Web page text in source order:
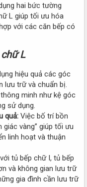
hai bức tường
L giúp tối ưu hóa
với các căn bếp có
L
hiệu quả các góc
lưu trữ và chuẩn bị.
minh như kệ góc
sử dụng.
quả: Việc bố trí bồn
vàng” giúp tối ưu
linh hoạt và thuận
tủ bếp chữ I, tủ bếp
và không gian lưu trữ
gia đình cần lưu trữ